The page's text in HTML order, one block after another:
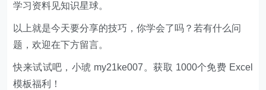
学习资料见知识星球。
以上就是今天要分享的技巧，你学会了吗？若有什么问
题，欢迎在下方留言。
快来试试吧，小琥 my21ke007。获取 1000个免费 Excel
模板福利​​​​！